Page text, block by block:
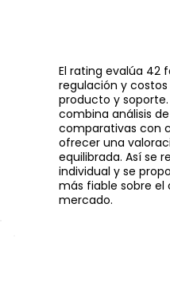
El rating evalúa 42
regulación y
producto y
combina análisis
comparativas con
ofrecer una
equilibrada. Así se
individual y se
más fiable sobre el
mercado.